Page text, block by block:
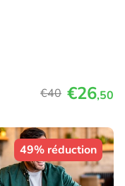
€40 €26,50
49% réduction